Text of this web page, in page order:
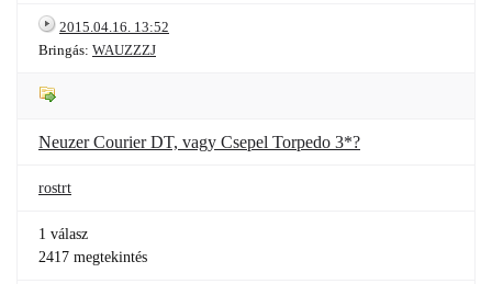
2015.04.16. 13:52
Bringás: WAUZZZJ
Neuzer Courier DT, vagy Csepel Torpedo 3*?
rostrt
1 válasz
2417 megtekintés